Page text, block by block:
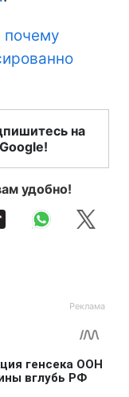
почему
на
удобно!